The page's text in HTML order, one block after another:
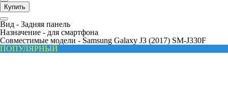
Купить
Вид - Задняя панель
Назначение - для смартфона
Совместимые модели - Samsung Galaxy J3 (2017) SM-J330F
ПОПУЛЯРНЫЙ